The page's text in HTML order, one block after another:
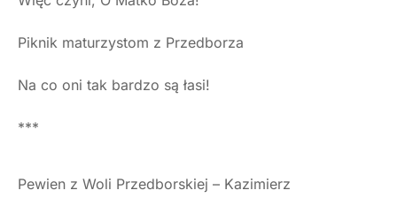
Piknik maturzystom z Przedborza
Na co oni tak bardzo są łasi!
***
Pewien z Woli Przedborskiej – Kazimierz